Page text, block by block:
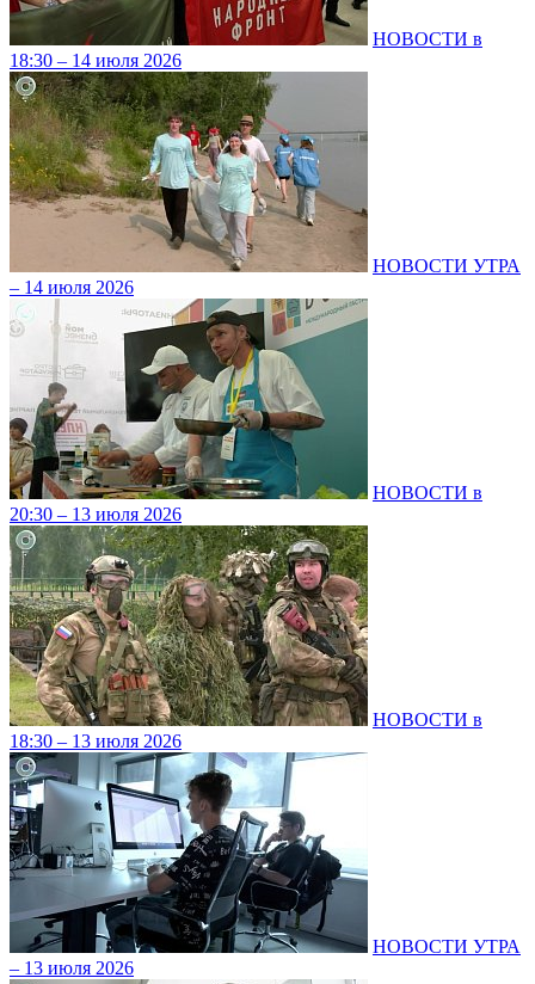
НОВОСТИ в
18:30 – 14 июля 2026
НОВОСТИ УТРА
– 14 июля 2026
НОВОСТИ в
20:30 – 13 июля 2026
НОВОСТИ в
18:30 – 13 июля 2026
НОВОСТИ УТРА
– 13 июля 2026